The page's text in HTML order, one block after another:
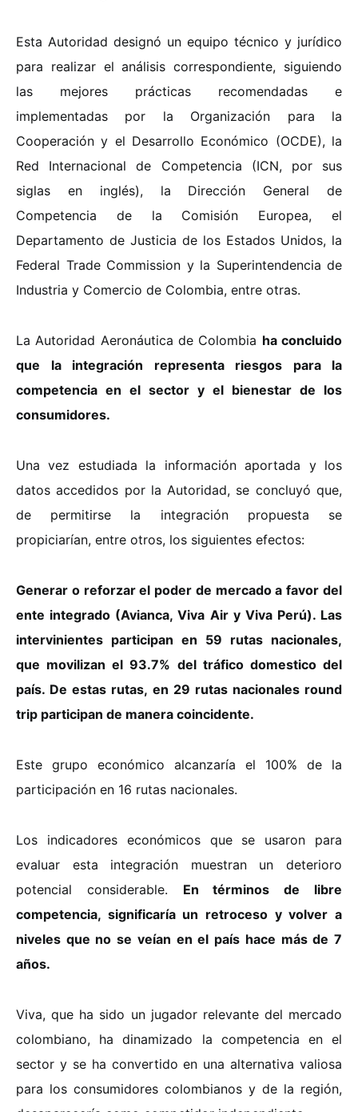
Esta Autoridad designó un equipo técnico y jurídico
para realizar el análisis correspondiente, siguiendo
las mejores prácticas recomendadas e
implementadas por la Organización para la
Cooperación y el Desarrollo Económico (OCDE), la
Red Internacional de Competencia (ICN, por sus
siglas en inglés), la Dirección General de
Competencia de la Comisión Europea, el
Departamento de Justicia de los Estados Unidos, la
Federal Trade Commission y la Superintendencia de
Industria y Comercio de Colombia, entre otras.
La Autoridad Aeronáutica de Colombia ha concluido
que la integración representa riesgos para la
competencia en el sector y el bienestar de los
consumidores.
Una vez estudiada la información aportada y los
datos accedidos por la Autoridad, se concluyó que,
de permitirse la integración propuesta se
propiciarían, entre otros, los siguientes efectos:
Generar o reforzar el poder de mercado a favor del
ente integrado (Avianca, Viva Air y Viva Perú). Las
intervinientes participan en 59 rutas nacionales,
que movilizan el 93.7% del tráfico domestico del
país. De estas rutas, en 29 rutas nacionales round
trip participan de manera coincidente.
Este grupo económico alcanzaría el 100% de la
participación en 16 rutas nacionales.
Los indicadores económicos que se usaron para
evaluar esta integración muestran un deterioro
potencial considerable. En términos de libre
competencia, significaría un retroceso y volver a
niveles que no se veían en el país hace más de 7
años.
Viva, que ha sido un jugador relevante del mercado
colombiano, ha dinamizado la competencia en el
sector y se ha convertido en una alternativa valiosa
para los consumidores colombianos y de la región,